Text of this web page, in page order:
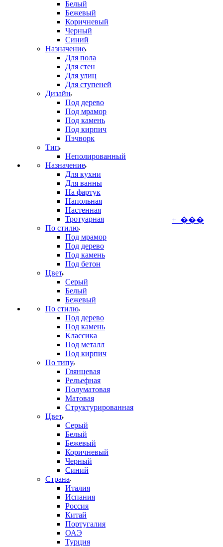
Белый
Бежевый
Коричневый
Черный
Синий
Назначение
Для пола
Для стен
Для улиц
Для ступеней
Дизайн
Под дерево
Под мрамор
Под камень
Под кирпич
Пэчворк
Тип
Неполированный
Назначение
Для кухни
Для ванны
На фартук
Напольная
Настенная
Тротуарная
По стилю
Под мрамор
Под дерево
Под камень
Под бетон
Цвет
Серый
Белый
Бежевый
По стилю
Под дерево
Под камень
Классика
Под металл
Под кирпич
По типу
Глянцевая
Рельефная
Полуматовая
Матовая
Структурированная
Цвет
Серый
Белый
Бежевый
Коричневый
Черный
Синий
Страна
Италия
Испания
Россия
Китай
Португалия
ОАЭ
Турция
+ ���